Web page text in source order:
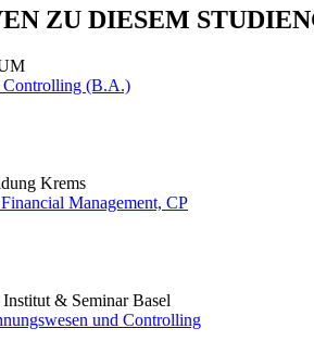
ZU DIESEM
Controlling (B.A.)
Krems
Management, CP
& Seminar Basel
und Controlling